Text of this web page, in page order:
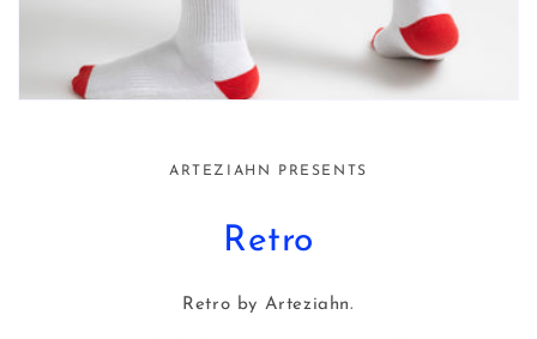
ARTEZIAHN PRESENTS
Retro
Retro by Arteziahn.